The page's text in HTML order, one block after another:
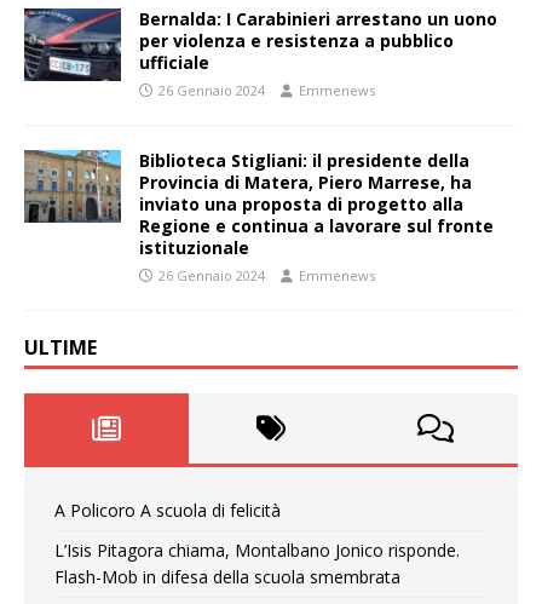
Bernalda: I Carabinieri arrestano un uono
per violenza e resistenza a pubblico
ufficiale
26 Gennaio 2024 Emmenews
Biblioteca Stigliani: il presidente della
Provincia di Matera, Piero Marrese, ha
inviato una proposta di progetto alla
Regione e continua a lavorare sul fronte
istituzionale
26 Gennaio 2024 Emmenews
ULTIME
A Policoro A scuola di felicità
L’Isis Pitagora chiama, Montalbano Jonico risponde.
Flash-Mob in difesa della scuola smembrata